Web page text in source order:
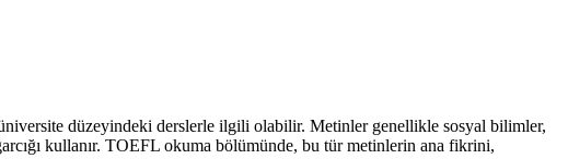
üniversite düzeyindeki derslerle ilgili olabilir. Metinler genellikle sosyal bilimler,
kullanır. TOEFL okuma bölümünde, bu tür metinlerin ana fikrini,